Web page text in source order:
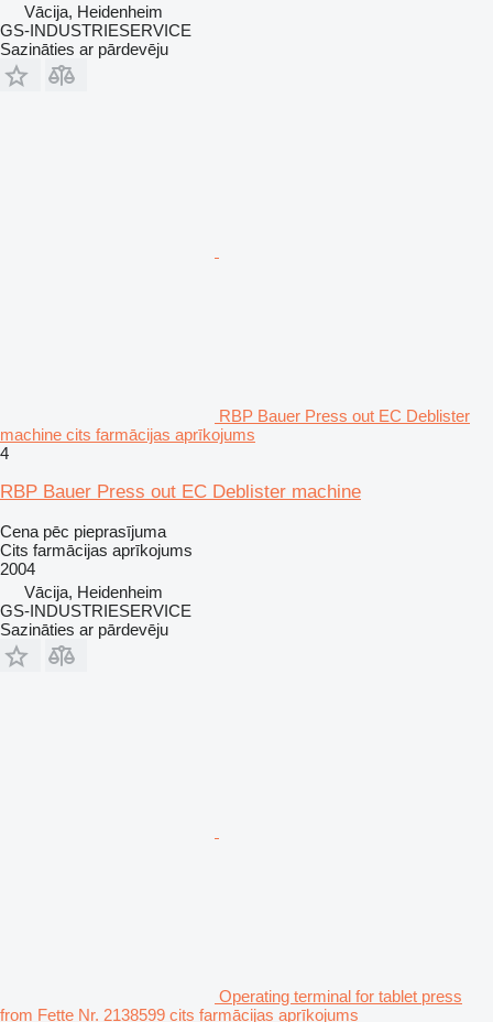
Vācija, Heidenheim
GS-INDUSTRIESERVICE
Sazināties ar pārdevēju
RBP Bauer Press out EC Deblister
machine cits farmācijas aprīkojums
4
RBP Bauer Press out EC Deblister machine
Cena pēc pieprasījuma
Cits farmācijas aprīkojums
2004
Vācija, Heidenheim
GS-INDUSTRIESERVICE
Sazināties ar pārdevēju
Operating terminal for tablet press
from Fette Nr. 2138599 cits farmācijas aprīkojums